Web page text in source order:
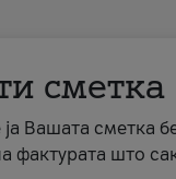
сметка
ја Вашата сметка
фактурата што